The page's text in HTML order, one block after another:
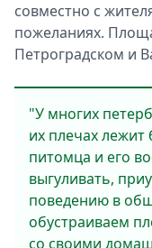
совместно с
пожеланиях.
Петроградском и
"У многих
их плечах лежит
питомца и его
выгуливать,
поведению в
обустраиваем
со своими